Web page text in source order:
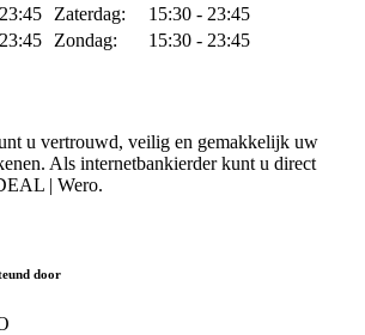
Zaterdag:
15:30 - 23:45
Zondag:
15:30 - 23:45
u vertrouwd, veilig en gemakkelijk uw
Als internetbankierder kunt u direct
| Wero.
door